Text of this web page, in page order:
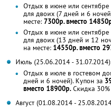
Отдых в июне или сентябре
для двоих (7 дней и 6
месте: 7300р. вместо
Отдых в июне или сентябре
для двоих (13 дней и 12
на месте: 14550р. вместо
Июль (25.06.2014 -
Отдых в июле в гостевом
дней и 6 ночей). Купон за
вместо 18900р. Скидка 30%
Август (01.08.2014 -